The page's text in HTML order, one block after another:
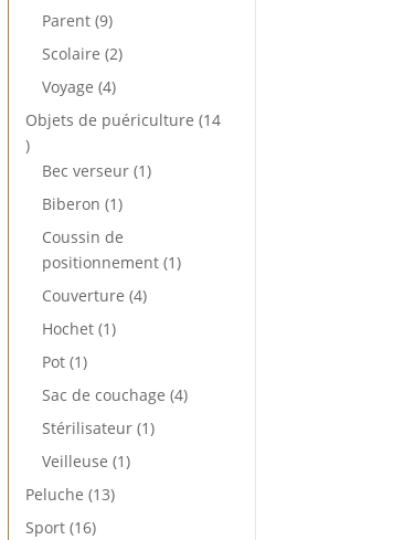
produits
Parent 99
produits
Scolaire 22
Voyage 44
produits
Objets de puériculture 14
14
produits
Bec verseur 11
Biberon 11
Coussin de
positionnement 11
Couverture 44
Hochet 11
Pot 11
produit
Sac de couchage 44
Stérilisateur 11
Veilleuse 11
Peluche 1313
Sport 1616